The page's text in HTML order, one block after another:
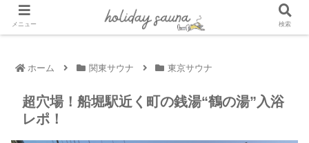
ホーム 関東サウナ 東京サウナ
超穴場！船堀駅近く町の銭湯“鶴の湯”入浴
レポ！
メニュー 検索